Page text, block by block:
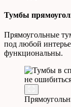
Тумбы
Прямоугольные
под любой
функциональны.